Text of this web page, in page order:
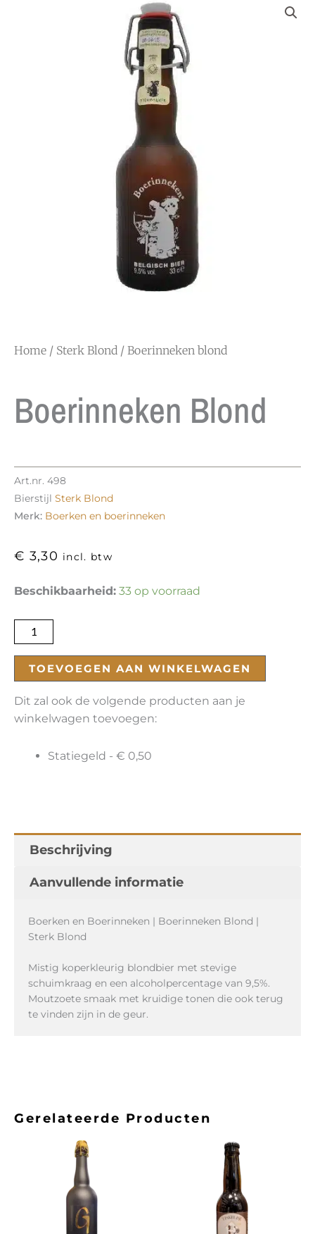
Home / Sterk Blond / Boerinneken blond
Boerinneken Blond
Art.nr. 498
Bierstijl Sterk Blond
Merk: Boerken en boerinneken
€ 3,30 incl. btw
Beschikbaarheid: 33 op voorraad
Boerinneken
aantal
TOEVOEGEN AAN WINKELWAGEN
Dit zal ook de volgende producten aan je
winkelwagen toevoegen:
Statiegeld - € 0,50
Gerelateerde Producten
Beschrijving
Aanvullende informatie
Boerken en Boerinneken | Boerinneken Blond |
Sterk Blond
Mistig koperkleurig blondbier met stevige
schuimkraag en een alcoholpercentage van 9,5%.
Moutzoete smaak met kruidige tonen die ook terug
te vinden zijn in de geur.